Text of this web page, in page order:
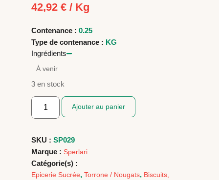
42,92 € / Kg
Contenance : 0.25
Type de contenance : KG
Ingrédients
À venir
3 en stock
Ajouter au panier
SKU : SP029
Marque : Sperlari
Catégorie(s) :
Epicerie Sucrée, Torrone / Nougats, Biscuits,